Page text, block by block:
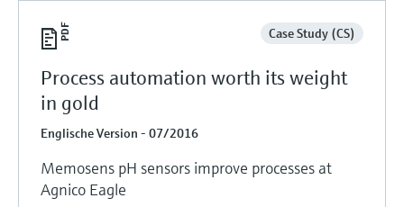
Case Study (CS)
Process automation worth its weight
in gold
Englische Version - 07/2016
Memosens pH sensors improve processes at
Agnico Eagle